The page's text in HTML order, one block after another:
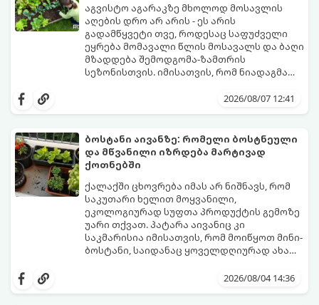
აგვისტო აგარაკზე მხოლოდ მოსავლის
აღების დრო არ არის - ეს არის
გადამწყვეტი თვე, როდესაც საფუძველი
ეყრება მომავალი წლის მოსავალს და ბაღი
მზადდება შემოდგომა-ზამთრის
სეზონისთვის. იმისათვის, რომ ნიადაგმა
ზამთარს გაუძლონ, აგვისტოს ბოლომდე 5
2026/08/07 12:41
ბოსტანი აივანზე: რომელი ბოსტნეული
და მწვანილი იზრდება მარტივად
ქოთნებში
ქალაქში ცხოვრება იმას არ ნიშნავს, რომ
საკუთარი ხელით მოყვანილი,
ეკოლოგიურად სუფთა პროდუქტის გემოზე
უარი თქვათ. პატარა აივანიც კი
საკმარისია იმისათვის, რომ მოიწყოთ მინი-
ბოსტანი, საიდანაც ყოველდღიურად ახალ,
სასიამოვნო და ესთეტიკური ჰობია.
2026/08/04 14:36